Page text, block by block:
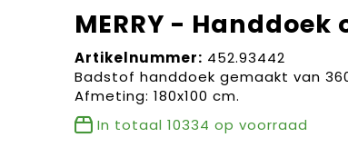
MERRY - Handdoek
Artikelnummer: 452.93442
Badstof handdoek gemaakt van
Afmeting: 180x100 cm.
In totaal 10334 op voorraad